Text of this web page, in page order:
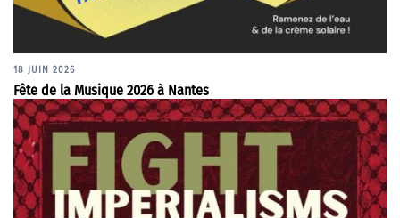
18 JUIN 2026
Fête de la Musique 2026 à Nantes